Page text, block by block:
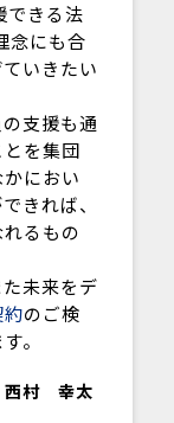
できる法
念にも合
いきたい
支援も通
を集団
におい
きれば、
るもの
未来をデ
のご検
。
西村 幸太